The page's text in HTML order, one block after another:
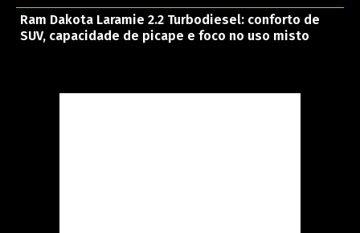
Ram Dakota Laramie 2.2 Turbodiesel: conforto de
SUV, capacidade de picape e foco no uso misto